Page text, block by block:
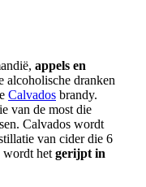
appels en
alcoholische dranken
Calvados brandy.
van de most die
Calvados wordt
van cider die 6
wordt het gerijpt in